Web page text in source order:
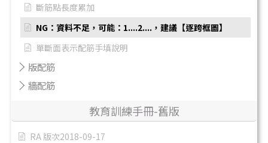
斷筋點長度累加
NG：資料不足，可能：1....2....，建議【逐跨框圖】
單斷面表示配筋手填說明
版配筋
牆配筋
教育訓練手冊-舊版
RA 版次2018-09-17